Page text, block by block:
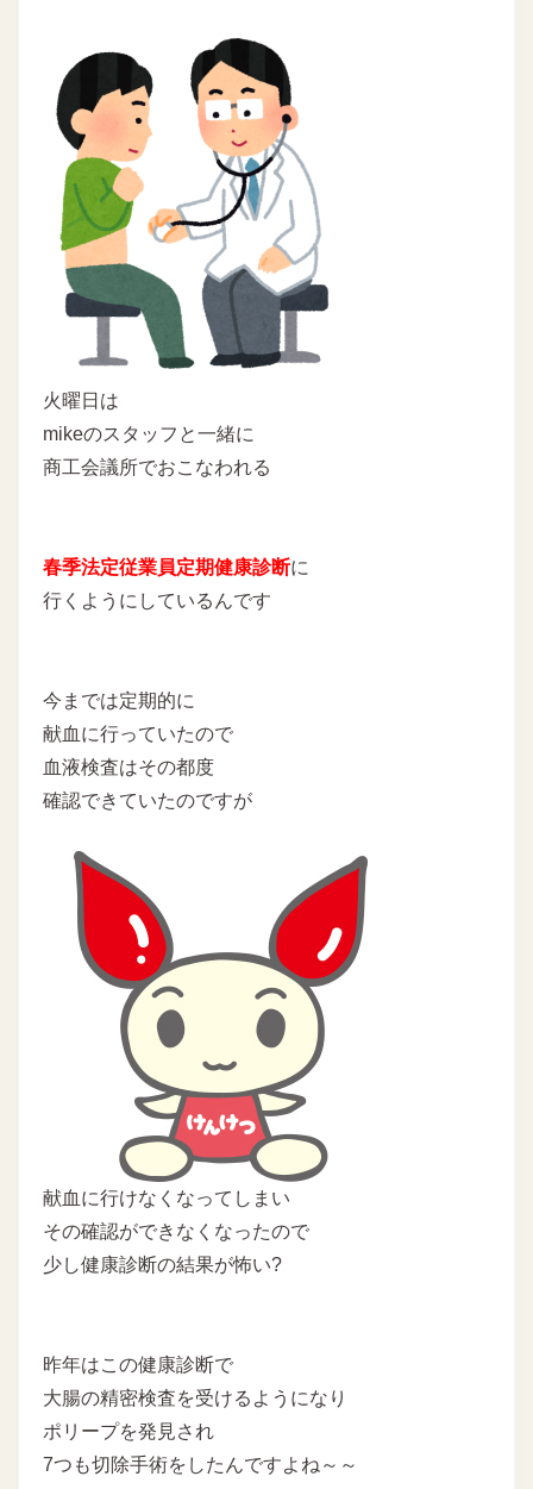
火曜日は
mikeのスタッフと一緒に
商工会議所でおこなわれる
春季法定従業員定期健康診断に
行くようにしているんです
今までは定期的に
献血に行っていたので
血液検査はその都度
確認できていたのですが
献血に行けなくなってしまい
その確認ができなくなったので
少し健康診断の結果が怖い?
昨年はこの健康診断で
大腸の精密検査を受けるようになり
ポリープを発見され
7つも切除手術をしたんですよね～～